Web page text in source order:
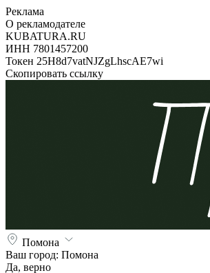
Реклама
О рекламодателе
KUBATURA.RU
ИНН 7801457200
Токен 25H8d7vatNJZgLhscAE7wi
Скопировать ссылку
Помона
Ваш город: Помона
Да, верно